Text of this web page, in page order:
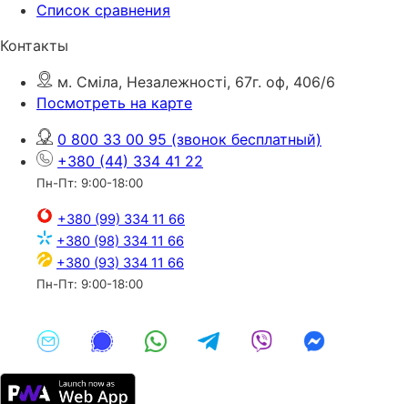
Список сравнения
Контакты
м. Сміла, Незалежності, 67г. оф, 406/6
Посмотреть на карте
0 800 33 00 95 (звонок бесплатный)
+380 (44) 334 41 22
Пн-Пт: 9:00-18:00
+380 (99) 334 11 66
+380 (98) 334 11 66
+380 (93) 334 11 66
Пн-Пт: 9:00-18:00